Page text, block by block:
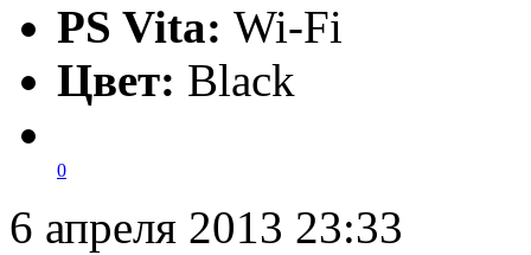
PS Vita: Wi-Fi
Цвет: Black
0
6 апреля 2013 23:33